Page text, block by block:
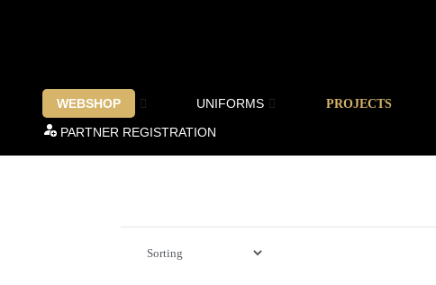
WEBSHOP UNIFORMS PROJECTS
PARTNER REGISTRATION